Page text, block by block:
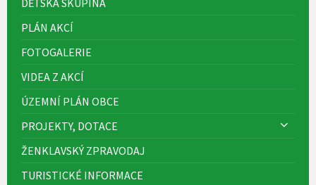
PLÁN AKCÍ
FOTOGALERIE
VIDEA Z AKCÍ
ÚZEMNÍ PLÁN OBCE
PROJEKTY, DOTACE
ŽENKLAVSKÝ ZPRAVODAJ
TURISTICKÉ INFORMACE